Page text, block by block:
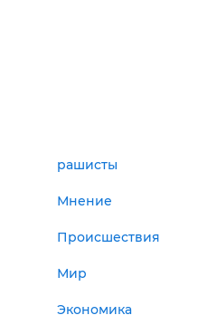
рашисты
Мнение
Происшествия
Мир
Экономика